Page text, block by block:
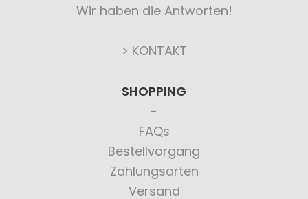
Wir haben die Antworten!
> KONTAKT
SHOPPING
FAQs
Bestellvorgang
Zahlungsarten
Versand